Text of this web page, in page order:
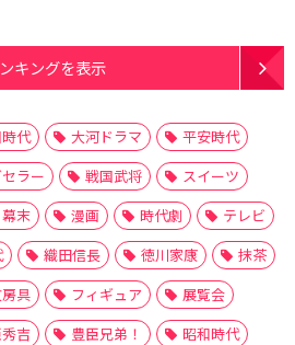
キングを表示
代 大河ドラマ
平安時代
ラー 戦国武将
スイーツ
幕末 漫画 時代劇
テレビ
織田信長 徳川家康
抹茶
具 フィギュア
展覧会
吉 豊臣兄弟！
昭和時代